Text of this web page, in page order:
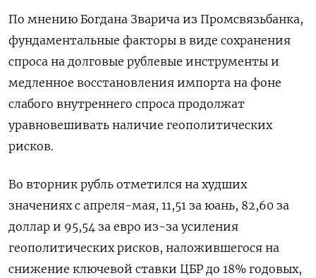
По мнению Богдана Зварича из Промсвязьбанка,
фундаментальные факторы в виде сохранения
спроса на долговые рублевые инструменты и
медленное восстановления импорта на фоне
слабого внутреннего спроса продолжат
уравновешивать наличие геополитических
рисков.
Во вторник рубль отметился на худших
значениях с апреля-мая, 11,51 за юань, 82,60 за
доллар и 95,54 за евро из-за усиления
геополитических рисков, наложившегося на
снижение ключевой ставки ЦБР до 18% годовых,